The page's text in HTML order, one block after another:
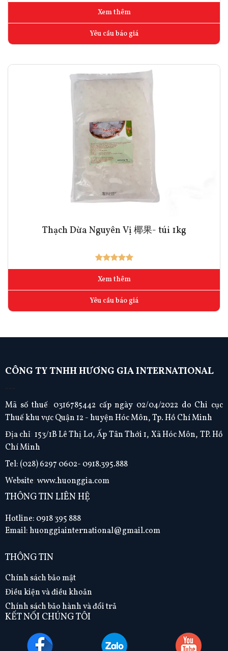
Xem thêm
Yêu cầu báo giá
Thạch Dừa Nguyên Vị 椰果- túi 1kg
Xem thêm
Yêu cầu báo giá
CÔNG TY TNHH HƯƠNG GIA INTERNATIONAL
---
Mã số thuế: 0316785442 cấp ngày 02/04/2022 do Chi cục
Thuế khu vực Quận 12 - huyện Hóc Môn, Tp. Hồ Chí Minh
Địa chỉ: 153/1B Lê Thị Lơ, Ấp Tân Thới 1, Xã Hóc Môn, TP. Hồ
Chí Minh
Tel: (028) 6297 0602- 0918.395.888
Website:www.huonggia.com
THÔNG TIN LIÊN HỆ
Hotline: 0918 395 888
Email: huonggiainternational@gmail.com
THÔNG TIN
Chính sách bảo mật
Điều kiện và điều khoản
Chính sách bảo hành và đổi trả
KẾT NỐI CHÚNG TÔI